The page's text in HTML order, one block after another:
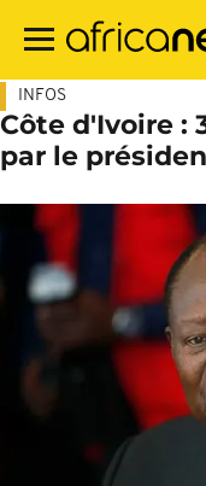
contenu
INFOS
Côte d'Ivoire :
par le